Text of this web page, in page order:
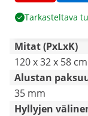
Tarkasteltava
Mitat (PxLxK)
120 x 32 x 58 cm
Alustan
35 mm
Hyllyjen